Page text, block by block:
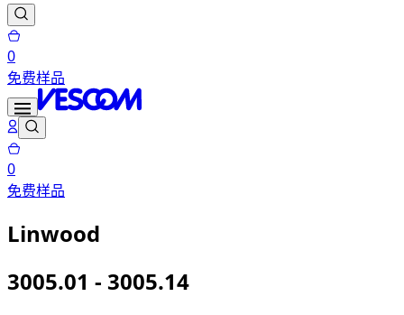
0
免费样品
0
免费样品
Linwood
3005.01 - 3005.14